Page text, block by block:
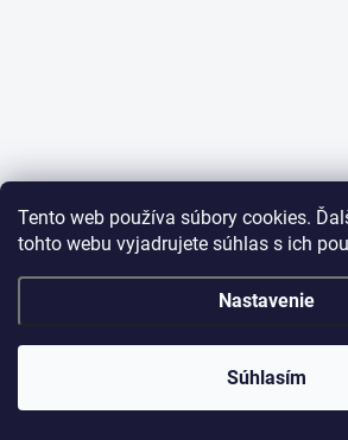
Tento web používa súbory cookies.
tohto webu vyjadrujete súhlas s ich
Nastavenie
Súhlasím